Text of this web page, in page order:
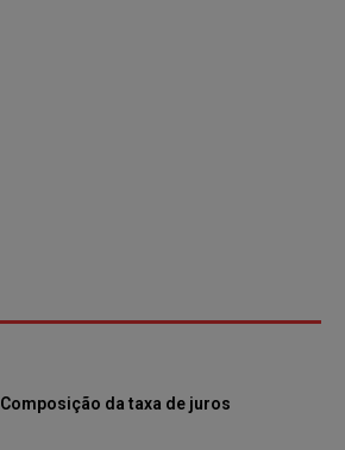
Composição da taxa de juros